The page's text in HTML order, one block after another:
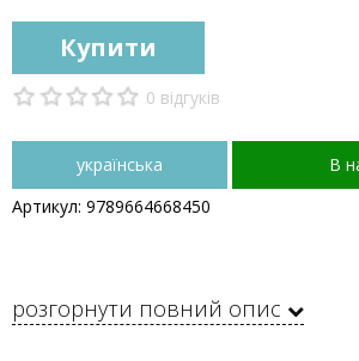
Купити
0 відгуків
українська
В
Артикул: 9789664668450
розгорнути повний опис